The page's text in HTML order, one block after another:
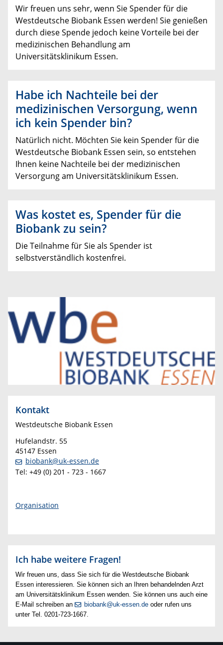
Wir freuen uns sehr, wenn Sie Spender für die
Westdeutsche Biobank Essen werden! Sie genießen
durch diese Spende jedoch keine Vorteile bei der
medizinischen Behandlung am
Universitätsklinikum Essen.
Habe ich Nachteile bei der
medizinischen Versorgung, wenn
ich kein Spender bin?
Natürlich nicht. Möchten Sie kein Spender für die
Westdeutsche Biobank Essen sein, so entstehen
Ihnen keine Nachteile bei der medizinischen
Versorgung am Universitätsklinikum Essen.
Was kostet es, Spender für die
Biobank zu sein?
Die Teilnahme für Sie als Spender ist
selbstverständlich kostenfrei.
Kontakt
Westdeutsche Biobank Essen
Hufelandstr. 55
45147 Essen
biobank@uk-essen.de
Tel: +49 (0) 201 - 723 - 1667
Organisation
Ich habe weitere Fragen!
Wir freuen uns, dass Sie sich für die Westdeutsche Biobank
Essen interessieren. Sie können sich an Ihren behandelnden Arzt
am Universitätsklinikum Essen wenden. Sie können uns auch eine
E-Mail schreiben an
biobank@uk-essen.de oder rufen uns
unter Tel. 0201-723-1667.